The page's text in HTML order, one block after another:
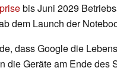
bis Juni 2029
dem Launch der
dass Google die
die Geräte am Ende des